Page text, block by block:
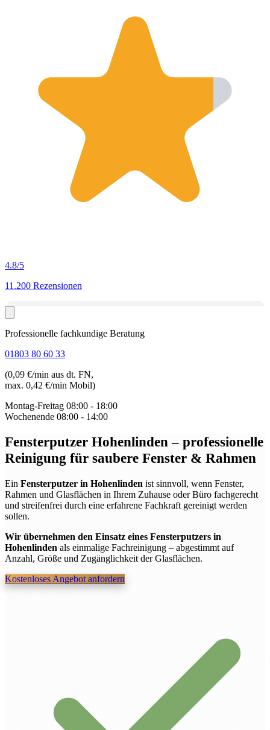
4.8/5
11.200 Rezensionen
Professionelle fachkundige Beratung
01803 80 60 33
(0,09 €/min aus dt. FN,
max. 0,42 €/min Mobil)
Montag-Freitag 08:00 - 18:00
Wochenende 08:00 - 14:00
Fensterputzer Hohenlinden– professionelle
Reinigung für saubere Fenster & Rahmen
Ein Fensterputzer in Hohenlinden ist sinnvoll, wenn Fenster,
Rahmen und Glasflächen in Ihrem Zuhause oder Büro fachgerecht
und streifenfrei durch eine erfahrene Fachkraft gereinigt werden
sollen.
Wir übernehmen den Einsatz eines Fensterputzers in
Hohenlinden als einmalige Fachreinigung – abgestimmt auf
Anzahl, Größe und Zugänglichkeit der Glasflächen.
Kostenloses Angebot anfordern